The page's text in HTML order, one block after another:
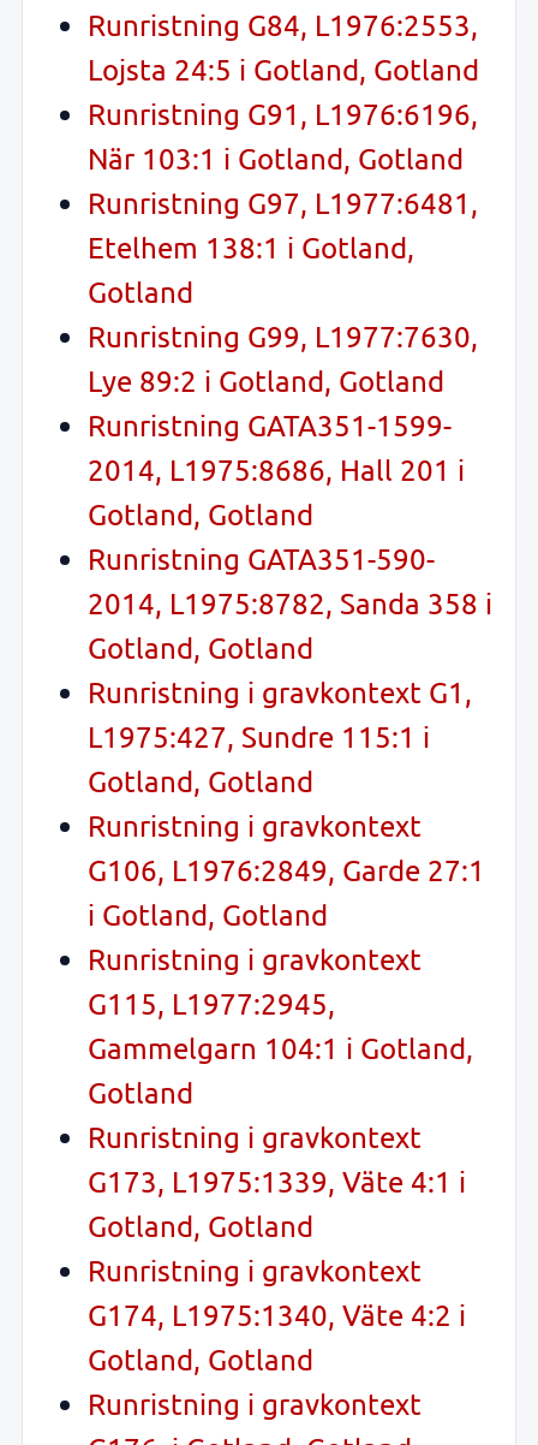
Runristning G84, L1976:2553,
Lojsta 24:5 i Gotland, Gotland
Runristning G91, L1976:6196,
När 103:1 i Gotland, Gotland
Runristning G97, L1977:6481,
Etelhem 138:1 i Gotland,
Gotland
Runristning G99, L1977:7630,
Lye 89:2 i Gotland, Gotland
Runristning GATA351-1599-
2014, L1975:8686, Hall 201 i
Gotland, Gotland
Runristning GATA351-590-
2014, L1975:8782, Sanda 358 i
Gotland, Gotland
Runristning i gravkontext G1,
L1975:427, Sundre 115:1 i
Gotland, Gotland
Runristning i gravkontext
G106, L1976:2849, Garde 27:1
i Gotland, Gotland
Runristning i gravkontext
G115, L1977:2945,
Gammelgarn 104:1 i Gotland,
Gotland
Runristning i gravkontext
G173, L1975:1339, Väte 4:1 i
Gotland, Gotland
Runristning i gravkontext
G174, L1975:1340, Väte 4:2 i
Gotland, Gotland
Runristning i gravkontext